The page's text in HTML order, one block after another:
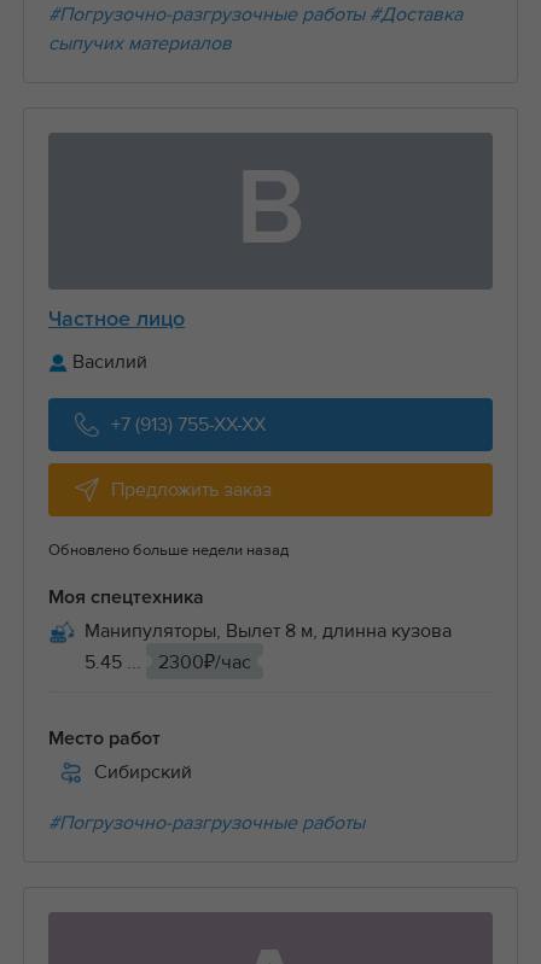
#Погрузочно-разгрузочные работы #Доставка
сыпучих материалов
В
Частное лицо
Василий
+7 (913) 755-XX-XX
Предложить заказ
Обновлено больше недели назад
Моя спецтехника
Манипуляторы, Вылет 8 м, длинна кузова
5.45 ...
2300₽/час
Место работ
Сибирский
#Погрузочно-разгрузочные работы